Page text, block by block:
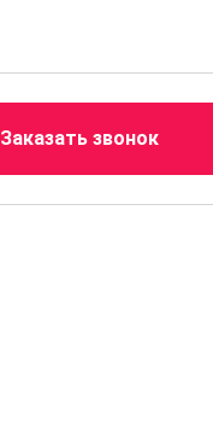
Заказать звонок